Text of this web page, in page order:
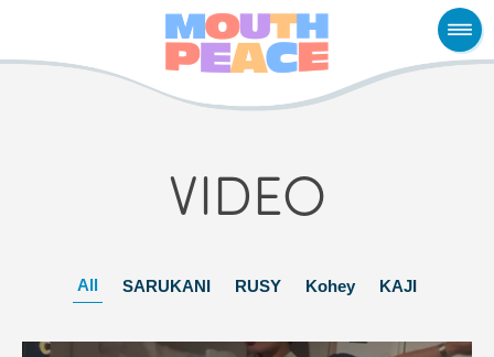
VIDEO
All SARUKANI RUSY Kohey KAJI